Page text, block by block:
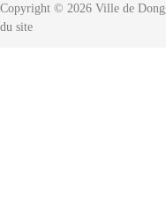
Copyright © 2026 Ville de
du site